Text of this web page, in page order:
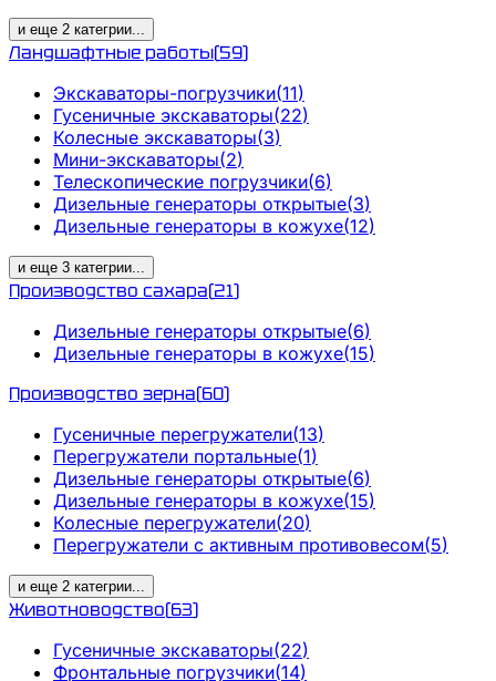
и еще 2 категрии...
Ландшафтные работы(59)
Экскаваторы-погрузчики(11)
Гусеничные экскаваторы(22)
Колесные экскаваторы(3)
Мини-экскаваторы(2)
Телескопические погрузчики(6)
Дизельные генераторы открытые(3)
Дизельные генераторы в кожухе(12)
и еще 3 категрии...
Производство сахара(21)
Дизельные генераторы открытые(6)
Дизельные генераторы в кожухе(15)
Производство зерна(60)
Гусеничные перегружатели(13)
Перегружатели портальные(1)
Дизельные генераторы открытые(6)
Дизельные генераторы в кожухе(15)
Колесные перегружатели(20)
Перегружатели с активным противовесом(5)
и еще 2 категрии...
Животноводство(63)
Гусеничные экскаваторы(22)
Фронтальные погрузчики(14)